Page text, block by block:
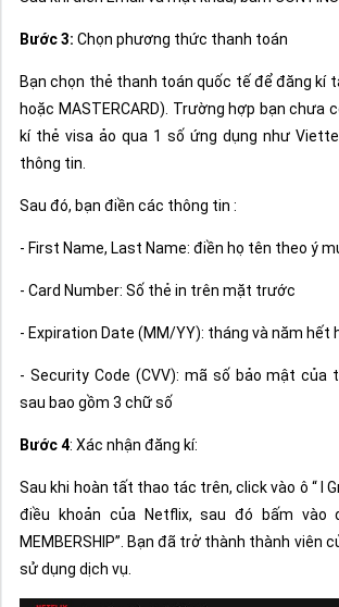
Bước 3: Chọn phương thức thanh toán
Bạn chọn thẻ thanh toán quốc tế để đăng kí
hoặc MASTERCARD). Trường hợp bạn chưa
kí thẻ visa ảo qua 1 số ứng dụng như
thông tin.
Sau đó, bạn điền các thông tin :
- First Name, Last Name: điền họ tên theo ý
- Card Number: Số thẻ in trên mặt trước
- Expiration Date (MM/YY): tháng và năm hết
- Security Code (CVV): mã số bảo mật
sau bao gồm 3 chữ số
Bước 4: Xác nhận đăng kí:
Sau khi hoàn tất thao tác trên, click vào ô “ I
điều khoản của Netflix, sau đó bấm vào
MEMBERSHIP”. Bạn đã trở thành thành viên
sử dụng dịch vụ.